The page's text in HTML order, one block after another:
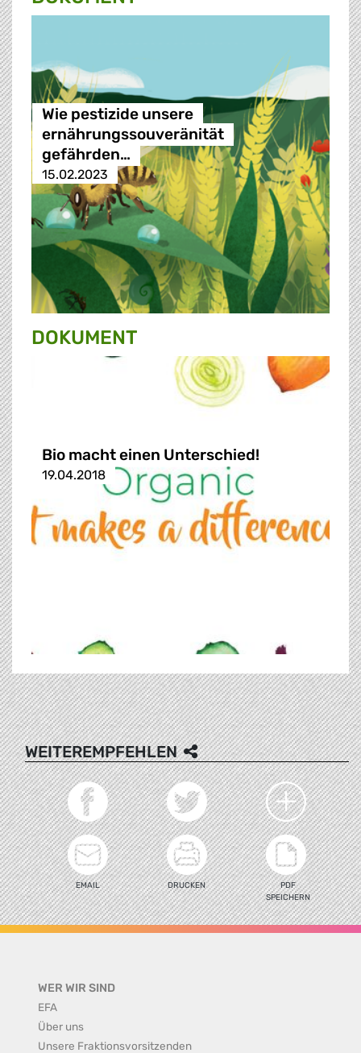
Wie pestizide unsere
ernährungssouveränität
gefährden…
15.02.2023
DOKUMENT
Bio macht einen Unterschied!
19.04.2018
WEITEREMPFEHLEN
EMAIL DRUCKEN
PDF
SPEICHERN
WER WIR SIND
EFA
Über uns
Unsere Fraktionsvorsitzenden